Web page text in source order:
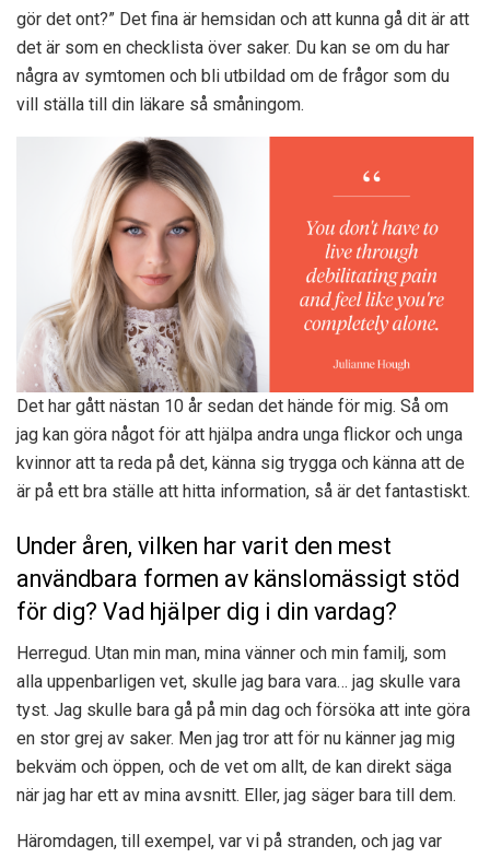
gör det ont?” Det fina är hemsidan och att kunna gå dit är att
det är som en checklista över saker. Du kan se om du har
några av symtomen och bli utbildad om de frågor som du
vill ställa till din läkare så småningom.
Det har gått nästan 10 år sedan det hände för mig. Så om
jag kan göra något för att hjälpa andra unga flickor och unga
kvinnor att ta reda på det, känna sig trygga och känna att de
är på ett bra ställe att hitta information, så är det fantastiskt.
Under åren, vilken har varit den mest
användbara formen av känslomässigt stöd
för dig? Vad hjälper dig i din vardag?
Herregud. Utan min man, mina vänner och min familj, som
alla uppenbarligen vet, skulle jag bara vara… jag skulle vara
tyst. Jag skulle bara gå på min dag och försöka att inte göra
en stor grej av saker. Men jag tror att för nu känner jag mig
bekväm och öppen, och de vet om allt, de kan direkt säga
när jag har ett av mina avsnitt. Eller, jag säger bara till dem.
Häromdagen, till exempel, var vi på stranden, och jag var